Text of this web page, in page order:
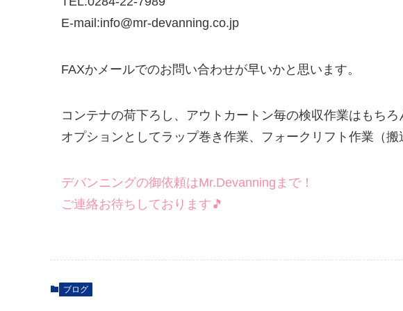
E-mail:info@mr-devanning.co.jp
FAXかメールでのお問い合わせが早いかと思います。
コンテナの荷下ろし、アウトカートン毎の検収作業はもちろ
オプションとしてラップ巻き作業、フォークリフト作業（
デバンニングの御依頼はMr.Devanningまで！
ご連絡お待ちしております🎵
ブログ